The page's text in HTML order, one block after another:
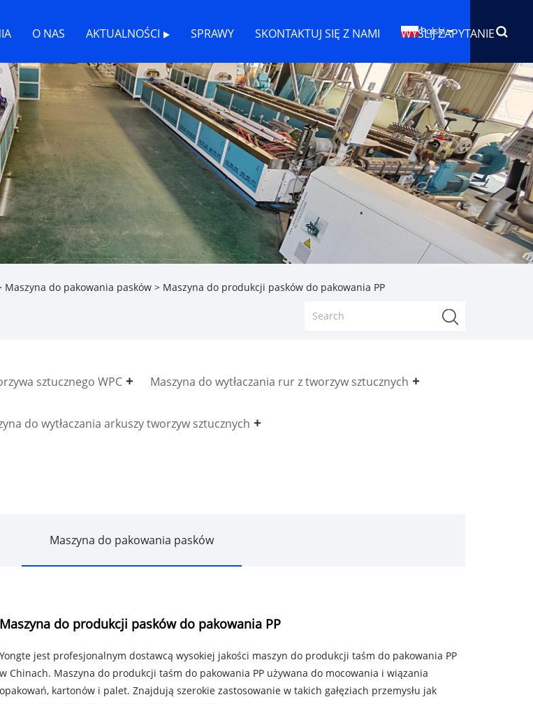
O NAS AKTUALNOŚCI SPRAWY SKONTAKTUJ SIĘ Z NAMI WYŚLIJ ZAPYTANIE
Polski
Maszyna do pakowania pasków > Maszyna do produkcji pasków do pakowania PP
sztucznego WPC Maszyna do wytłaczania rur z tworzyw sztucznych
do wytłaczania arkuszy tworzyw sztucznych
Maszyna do pakowania pasków
Maszyna do produkcji pasków do pakowania PP
Yongte jest profesjonalnym dostawcą wysokiej jakości maszyn do produkcji taśm do pakowania PP
w Chinach. Maszyna do produkcji taśm do pakowania PP używana do mocowania i wiązania
opakowań, kartonów i palet. Znajdują szerokie zastosowanie w takich gałęziach przemysłu jak